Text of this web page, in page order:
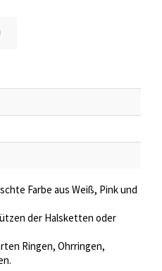
Farbe aus Weiß, Pink und
der Halsketten oder
Ringen, Ohrringen,